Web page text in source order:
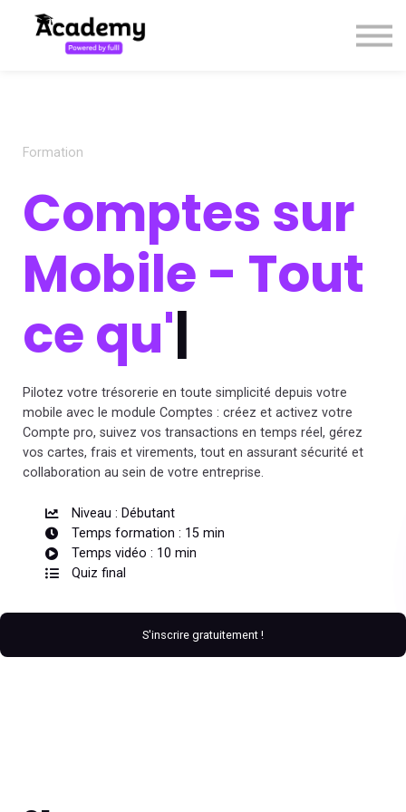
Formation
Comptes sur
Mobile - Tout
ce qu'|
Pilotez votre trésorerie en toute simplicité depuis votre
mobile avec le module Comptes : créez et activez votre
Compte pro, suivez vos transactions en temps réel, gérez
vos cartes, frais et virements, tout en assurant sécurité et
collaboration au sein de votre entreprise.
Niveau : Débutant
Temps formation : 15 min
Temps vidéo : 10 min
Quiz final
S'inscrire gratuitement !